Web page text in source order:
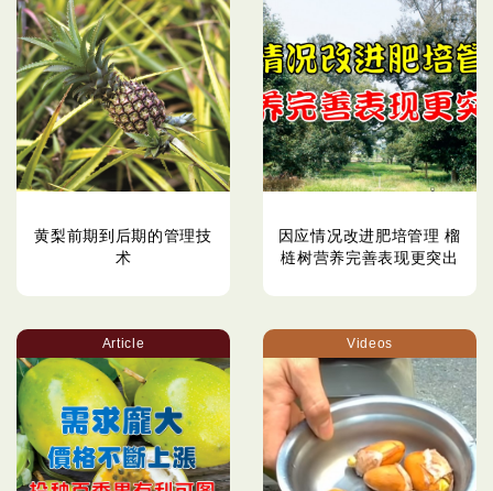
黄梨前期到后期的管理技
术
因应情况改进肥培管理 榴
梿树营养完善表现更突出
Article Videos